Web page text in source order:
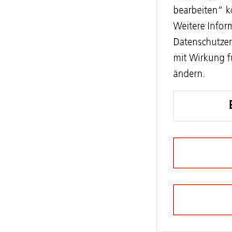
bearbeiten“
Weitere
mit Wirkung
ändern.